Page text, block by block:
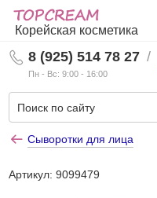
Корейская косметика
8 (925) 514 78 27
Пн - Вс: 9:00 - 16:00
/
Сыворотки для лица
Артикул:9099479